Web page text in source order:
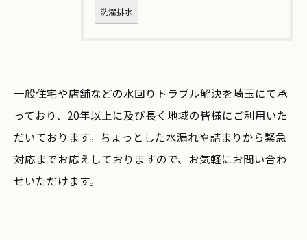
洗濯排水
一般住宅や店舗などの水回りトラブル解決を埼玉にて承
っており、20年以上に及び長く地域の皆様にご利用いた
だいております。ちょっとした水漏れや詰まりから緊急
対応までお応えしておりますので、お気軽にお問い合わ
せいただけます。